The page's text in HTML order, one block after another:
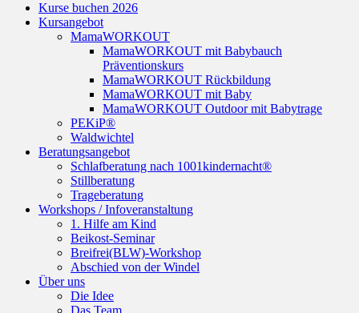
oben
scrollen
Kurse buchen 2026
Kursangebot
MamaWORKOUT
MamaWORKOUT mit Babybauch
Präventionskurs
MamaWORKOUT Rückbildung
MamaWORKOUT mit Baby
MamaWORKOUT Outdoor mit Babytrage
PEKiP®
Waldwichtel
Beratungsangebot
Schlafberatung nach 1001kindernacht®
Stillberatung
Trageberatung
Workshops / Infoveranstaltung
1. Hilfe am Kind
Beikost-Seminar
Breifrei(BLW)-Workshop
Abschied von der Windel
Über uns
Die Idee
Das Team